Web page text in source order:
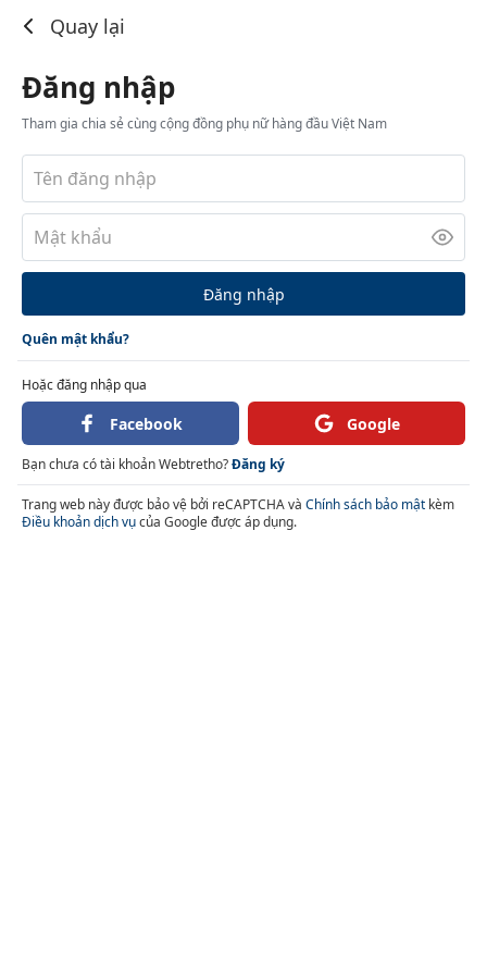
Quay lại
Đăng nhập
Tham gia chia sẻ cùng cộng đồng phụ nữ hàng đầu Việt Nam
Đăng nhập
Quên mật khẩu?
Hoặc đăng nhập qua
Facebook Google
Bạn chưa có tài khoản Webtretho?Đăng ký
Trang web này được bảo vệ bởi reCAPTCHA và Chính sách bảo mật kèm
Điều khoản dịch vụcủa Google được áp dụng.